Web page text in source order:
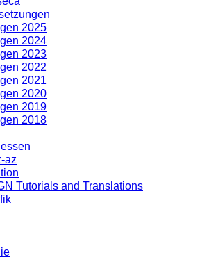
2025
2024
2023
2022
2021
2020
2019
2018
az
Tutorials and Translations